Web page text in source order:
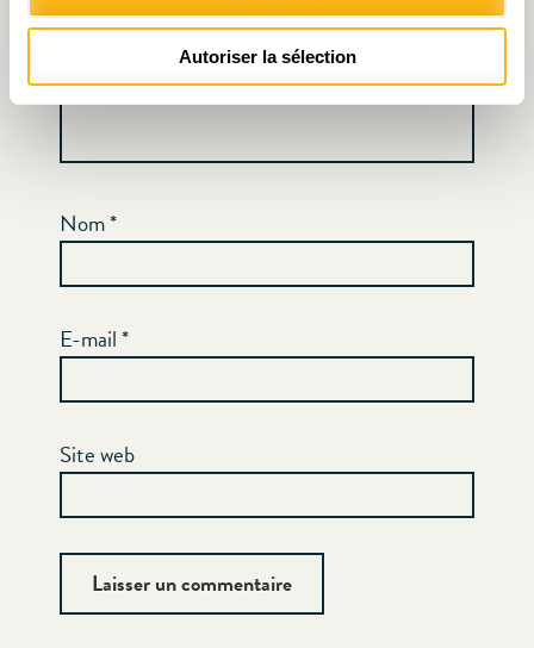
Autoriser la sélection
Nom*
E-mail*
Site web